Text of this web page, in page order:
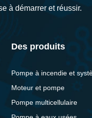
à démarrer et réussir.
Des produits
Pompe à incendie et
Moteur et pompe
Pompe multicellulaire